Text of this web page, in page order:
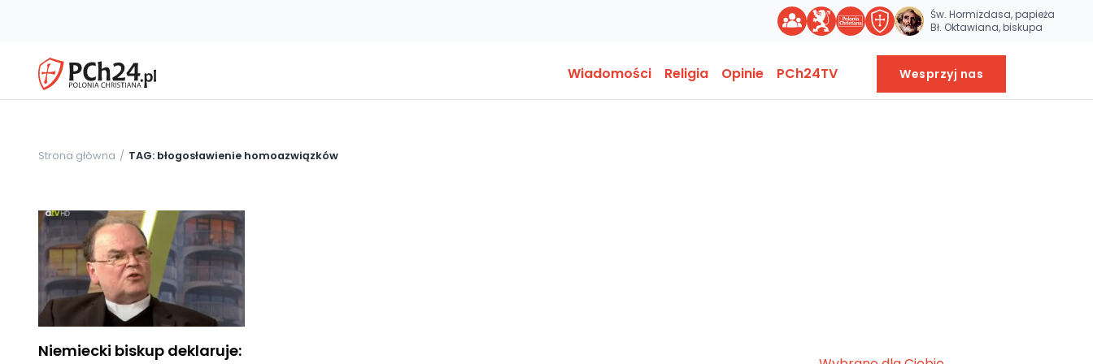
Św. Hormizdasa, papieża
Bł. Oktawiana, biskupa
Wiadomości Religia Opinie PCh24TV Wesprzyj nas
Strona główna TAG: błogosławienie homoazwiązków
Niemiecki biskup deklaruje: